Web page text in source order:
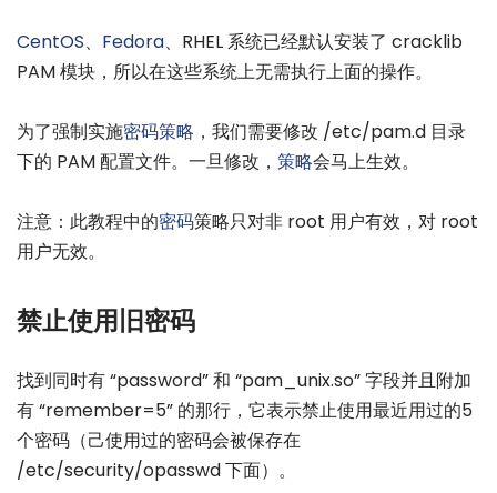
CentOS、 Fedora、RHEL 系统已经默认安装了 cracklib
PAM 模块，所以在这些系统上无需执行上面的操作。
为了强制实施密码策略 ，我们需要修改 /etc/pam.d 目录
下的 PAM 配置文件。一旦修改， 策略会马上生效。
注意：此教程中的密码策略只对非 root 用户有效，对 root
用户无效。
禁止使用旧密码
找到同时有 “password” 和 “pam_unix.so” 字段并且附加
有 “remember=5” 的那行，它表示禁止使用最近用过的5
个密码（己使用过的密码会被保存在
/etc/security/opasswd 下面）。